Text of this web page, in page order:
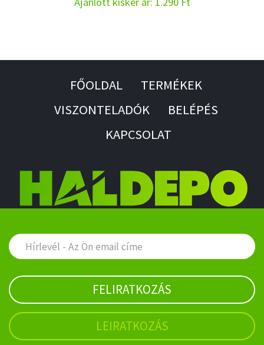
FŐOLDAL
TERMÉKEK
VISZONTELADÓK
BELÉPÉS
KAPCSOLAT
FELIRATKOZÁS
LEIRATKOZÁS